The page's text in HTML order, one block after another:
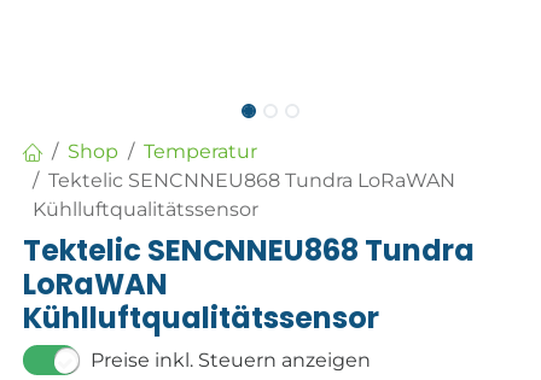
Shop
Temperatur
Tektelic SENCNNEU868 Tundra LoRaWAN
Kühlluftqualitätssensor
Tektelic SENCNNEU868 Tundra
LoRaWAN
Kühlluftqualitätssensor
Preise inkl. Steuern anzeigen